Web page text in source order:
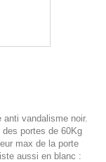
anti vandalisme noir.
des portes de 60Kg
max de la porte
aussi en blanc :